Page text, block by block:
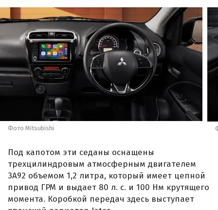
Фото Mitsubishi
Под капотом эти седаны оснащены
трехцилиндровым атмосферным двигателем
3A92 объемом 1,2 литра, который имеет цепной
привод ГРМ и выдает 80 л. с. и 100 Нм крутящего
момента. Коробкой передач здесь выступает